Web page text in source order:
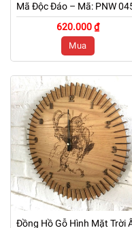
Mã Độc Đáo – Mã: PNW
620.000 ₫
Mua
Đồng Hồ Gỗ Hình Mặt Trời